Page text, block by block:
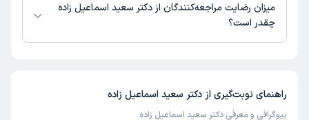
میزان رضایت مراجعه‌کنندگان از دکتر سعید اسماعیل زاده
چقدر است؟
راهنمای نوبت‌گیری از دکتر سعید اسماعیل زاده
بیوگرافی و معرفی دکتر سعید اسماعیل زاده